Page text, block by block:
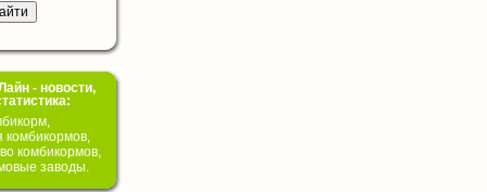
- новости,
комбикормов,
комбикормов,
заводы.